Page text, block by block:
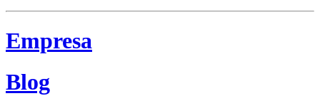
Empresa
Blog